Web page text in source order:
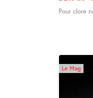
Pour clore
Le Mag